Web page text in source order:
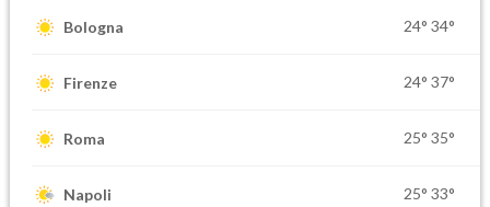
Bologna 24° 34°
Firenze 24° 37°
Roma 25° 35°
Napoli 25° 33°